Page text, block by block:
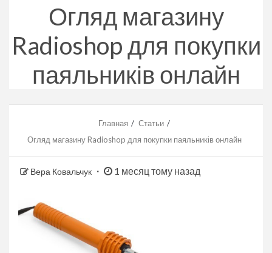
Огляд магазину
Radioshop для покупки
паяльників онлайн
Главная
Статьи
Огляд магазину Radioshop для покупки паяльників онлайн
Вера Ковальчук 1 месяц тому назад